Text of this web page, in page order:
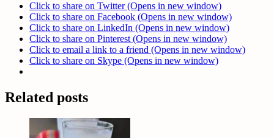
Click to share on Twitter (Opens in new window)
Click to share on Facebook (Opens in new window)
Click to share on LinkedIn (Opens in new window)
Click to share on Pinterest (Opens in new window)
Click to email a link to a friend (Opens in new window)
Click to share on Skype (Opens in new window)
Related posts